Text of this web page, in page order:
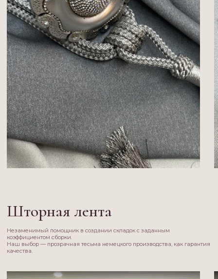
Оформите заявку на пошив штор, тюля, жалюзи или
подбор карнизов
Мы перезвоним, уточним детали и предложим решения
под ваш интерьер.
Работаем с 2004 года, у нас собственное производство
и большой выбор тканей в наличии.
Я согласен с политикой конфиденциальности
Оставить заявку